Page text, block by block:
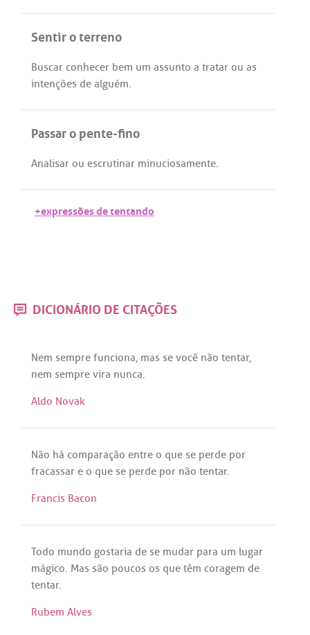
Sentir o terreno
Buscar conhecer bem um assunto a tratar ou as
intenções de alguém.
Passar o pente-fino
Analisar ou escrutinar minuciosamente.
+expressões de tentando
DICIONÁRIO DE CITAÇÕES
Nem sempre funciona, mas se você não tentar,
nem sempre vira nunca.
Aldo Novak
Não há comparação entre o que se perde por
fracassar e o que se perde por não tentar.
Francis Bacon
Todo mundo gostaria de se mudar para um lugar
mágico. Mas são poucos os que têm coragem de
tentar.
Rubem Alves